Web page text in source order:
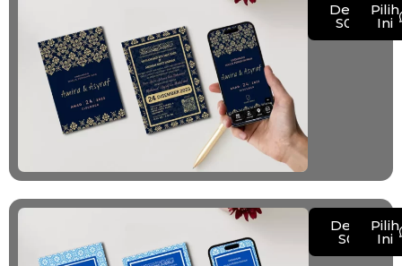
Demo
S010
Pilih
Ini
Demo
S011
Pilih
Ini